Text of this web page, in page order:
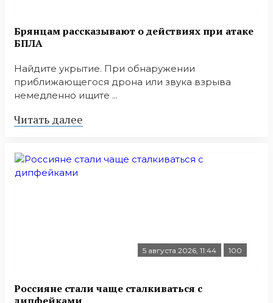
Брянцам рассказывают о действиях при атаке
БПЛА
Найдите укрытие. При обнаружении
приближающегося дрона или звука взрыва
немедленно ищите ...
Читать далее
5 августа 2026, 11:44 100
Россияне стали чаще сталкиваться с